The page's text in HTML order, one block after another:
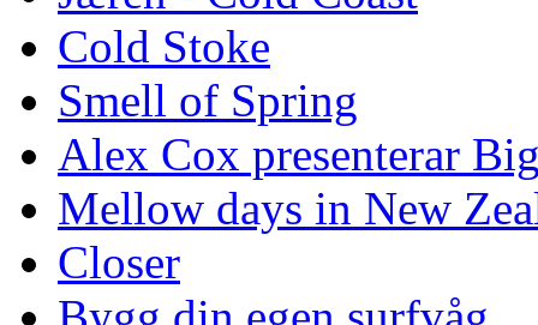
Cold Stoke
Smell of Spring
Alex Cox presenterar
Mellow days in New
Closer